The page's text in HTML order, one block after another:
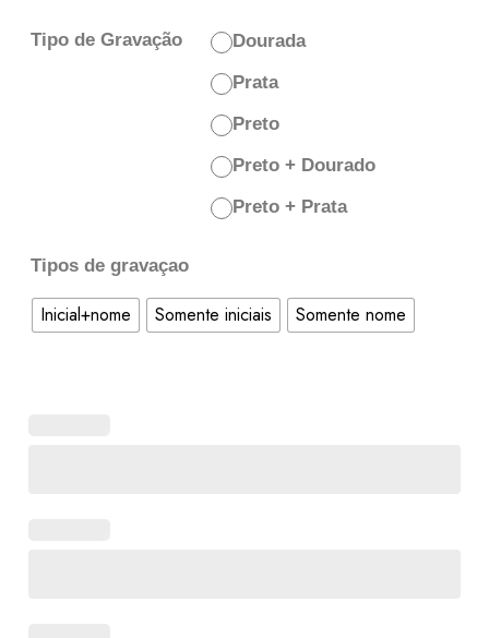
Tipo de Gravação
Dourada
Prata
Preto
Preto + Dourado
Preto + Prata
Tipos de gravaçao
Inicial+nome Somente iniciais Somente nome